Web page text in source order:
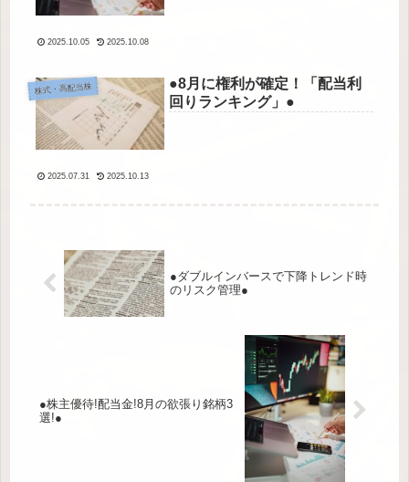
2025.10.05 2025.10.08
株式・高配当株
●8月に権利が確定！「配当利
回りランキング」●
2025.07.31 2025.10.13
●ダブルインバースで下降トレンド時
のリスク管理●
●株主優待!配当金!8月の欲張り銘柄3
選!●